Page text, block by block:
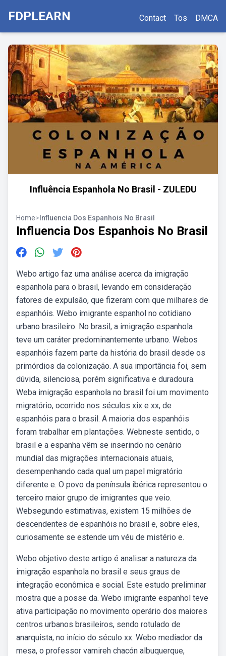
FDPLEARN Contact Tos DMCA
Influência Espanhola No Brasil - ZULEDU
Home> Influencia Dos Espanhois No Brasil
Influencia Dos Espanhois No Brasil
Webo artigo faz uma análise acerca da imigração
espanhola para o brasil, levando em consideração
fatores de expulsão, que fizeram com que milhares de
espanhóis. Webo imigrante espanhol no cotidiano
urbano brasileiro. No brasil, a imigração espanhola
teve um caráter predominantemente urbano. Webos
espanhóis fazem parte da história do brasil desde os
primórdios da colonização. A sua importância foi, sem
dúvida, silenciosa, porém significativa e duradoura.
Weba imigração espanhola no brasil foi um movimento
migratório, ocorrido nos séculos xix e xx, de
espanhóis para o brasil. A maioria dos espanhóis
foram trabalhar em plantações. Webneste sentido, o
brasil e a espanha vêm se inserindo no cenário
mundial das migrações internacionais atuais,
desempenhando cada qual um papel migratório
diferente e. O povo da península ibérica representou o
terceiro maior grupo de imigrantes que veio.
Websegundo estimativas, existem 15 milhões de
descendentes de espanhóis no brasil e, sobre eles,
curiosamente se estende um véu de mistério e.
Webo objetivo deste artigo é analisar a natureza da
imigração espanhola no brasil e seus graus de
integração econômica e social. Este estudo preliminar
mostra que a posse da. Webo imigrante espanhol teve
ativa participação no movimento operário dos maiores
centros urbanos brasileiros, sendo rotulado de
anarquista, no início do século xx. Webo mediador da
mesa, o professor vamireh chacón albuquerque,